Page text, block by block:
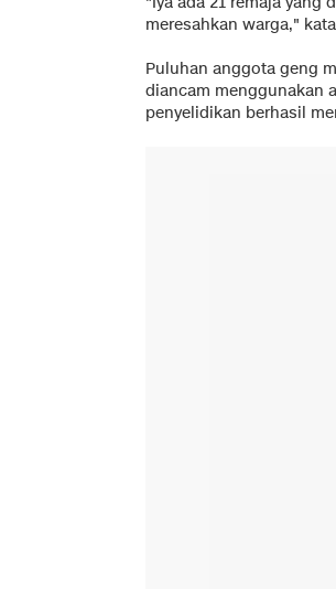
meresahkan warga,"
Puluhan anggota geng
diancam menggunakan
penyelidikan berhasil